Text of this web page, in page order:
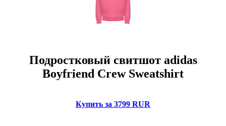
Подростковый свитшот adidas
Boyfriend Crew Sweatshirt
Купить за 3799 RUR